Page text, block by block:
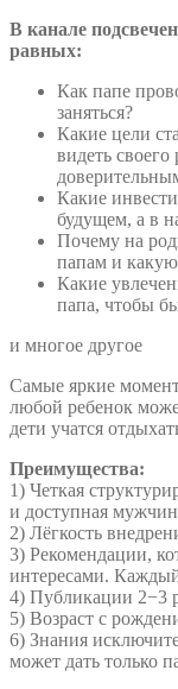
В канале
равных:
Как папе
заняться?
Какие цели
видеть
Какие
будущем, а в
Почему на
папам и
Какие
папа, чтобы
и многое другое
Самые яркие
любой ребенок
дети учатся
Преимущества:
1) Четкая
и доступная
2) Лёгкость
3) Рекомендации,
интересами.
4) Публикации 2−3
5) Возраст с
6) Знания
может дать только